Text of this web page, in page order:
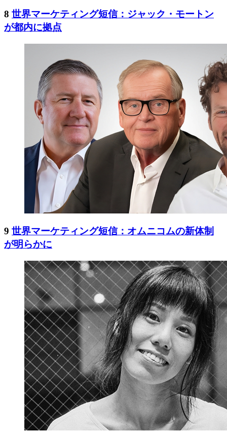
8 世界マーケティング短信：ジャック・モートン
が都内に拠点
9 世界マーケティング短信：オムニコムの新体制
が明らかに